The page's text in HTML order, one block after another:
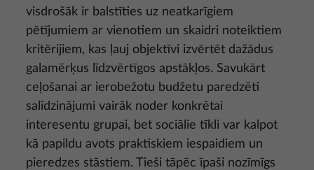
visdrošāk ir balstīties uz neatkarīgiem
pētījumiem ar vienotiem un skaidri noteiktiem
kritērijiem, kas ļauj objektīvi izvērtēt dažādus
galamērķus līdzvērtīgos apstākļos. Savukārt
ceļošanai ar ierobežotu budžetu paredzēti
salīdzinājumi vairāk noder konkrētai
interesentu grupai, bet sociālie tīkli var kalpot
kā papildu avots praktiskiem iespaidiem un
pieredzes stāstiem. Tieši tāpēc īpaši nozīmīgs